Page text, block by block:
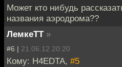
Может кто нибудь
названия аэродрома??
ЛемкеТТ »
#6 | 21.06.12 20:20
Кому: H4EDTA, #5